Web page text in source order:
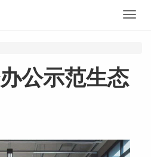
切
公示范生态